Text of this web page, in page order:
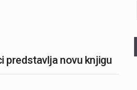
predstavlja novu knjigu